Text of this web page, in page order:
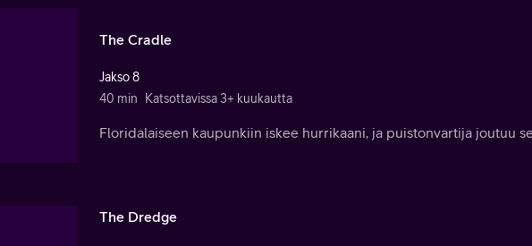
The Cradle
Jakso 8
40 min
Katsottavissa 3+ kuukautta
Floridalaiseen kaupunkiin iskee hurrikaani, ja puistonvartija joutuu
The Dredge